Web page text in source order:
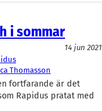
i sommar
14 jun 2021
Thomasson
fortfarande är det
Rapidus pratat med